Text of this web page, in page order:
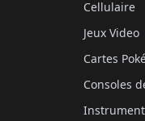
Cellulaire
Jeux Video
Cartes
Consoles